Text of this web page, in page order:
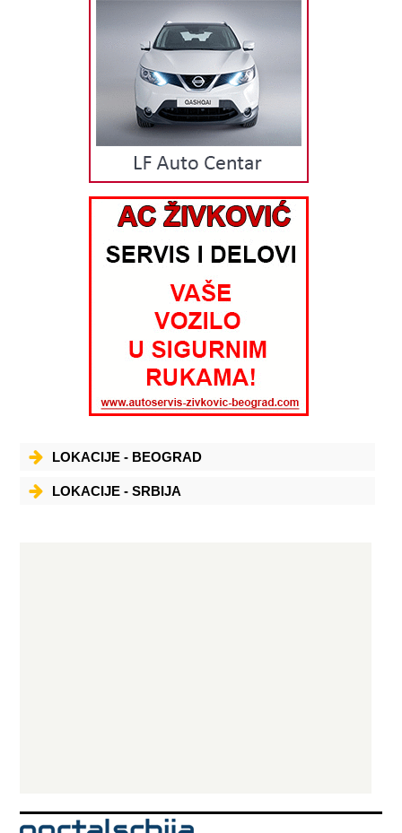
Commerce izgradio sistem koji garantuje visoke performense, kvalitet
usluga i pouzdanost. Naša kompanija od svog osnivanja pažljivo bira
svoje partnere. Danas ih imamo više od 2000, a dobavljači garantuju
široku paletu izuzetno kvalitetnih auto delova, auto opreme i
kozmetike. Distribucija auto delova se vrši iz vlastitog magacinskog
prostora sa lagera od preko 102.000 artikala, a plasira auto delove na
tržištu preko vlastitih kanala distribucije (veleprodaja i 21 maloprodajni
objekat), sa više od 210 zaposlenih. Višegodišnje iskustvo,
profesionalizam i isporuka auto delova, auto opreme i auto kozmetike
na vreme su odlike naše kompanije koja garantuje našim kupcima
visok kvalitet i usluge i proizvoda. ORIGINALNI AUTO DELOVI, AUTO
OPREMA i KOZMETIKA Kompanija KIT Commerce u svojoj ponudi ima
poznate brendove auto delova, auto opreme i kozmetike. Brendove
koje zastupamo i imamo u ponudi su: Luk, Ina, Fag, Ruville, Contitech,
Sachs, Valeo, KYB, Lemforder, Dayco, Ate, VDO, Ngk, Textar, Mintex,
Filtron, Swag, Pierburg, KWP, Herth+Buss, Beru, Denso, Mann, Cifam,
KolbenSchmidt, Facet, Dolz, Hengst, Ava, Magneti Marelli, Loctite,
Topran, Blue Print, Japko, Kleber, Meat&Doria, Victor Reinz, Elring,
Hoffer, Lampa, Corteco, Malo Akron, Vernet, First Automotive, Total,
Elf, Castrol, Mobil, Headline Classic, Varta, Liqui Moly, Selenia, Motul,
Pioneer, Alca, Arexons Kompanija KIT Commerce u svojoj ponudi ima
veliki izbor auto delova, auto opreme i kozmetike za sve
LOKACIJE - BEOGRAD
LOKACIJE - SRBIJA